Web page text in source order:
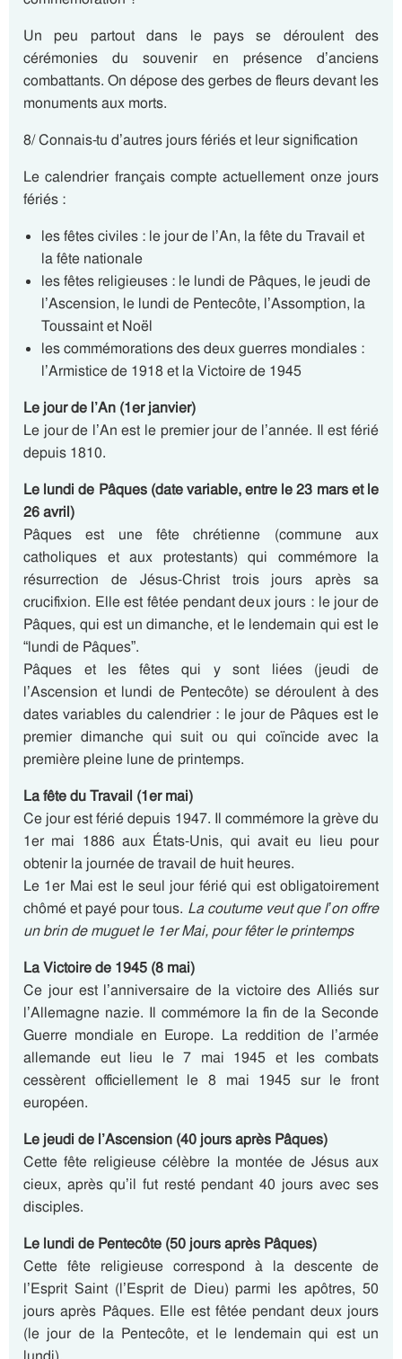
Un peu partout dans le pays se déroulent des
cérémonies du souvenir en présence d’anciens
combattants. On dépose des gerbes de fleurs devant les
monuments aux morts.
8/ Connais-tu d’autres jours fériés et leur signification
Le calendrier français compte actuellement onze jours
fériés :
les fêtes civiles : le jour de l’An, la fête du Travail et
la fête nationale
les fêtes religieuses : le lundi de Pâques, le jeudi de
l’Ascension, le lundi de Pentecôte, l’Assomption, la
Toussaint et Noël
les commémorations des deux guerres mondiales :
l’Armistice de 1918 et la Victoire de 1945
Le jour de l’An (1er janvier)
Le jour de l’An est le premier jour de l’année. Il est férié
depuis 1810.
Le lundi de Pâques (date variable, entre le 23 mars et le
26 avril)
Pâques est une fête chrétienne (commune aux
catholiques et aux protestants) qui commémore la
résurrection de Jésus-Christ trois jours après sa
crucifixion. Elle est fêtée pendant deux jours : le jour de
Pâques, qui est un dimanche, et le lendemain qui est le
“lundi de Pâques”.
Pâques et les fêtes qui y sont liées (jeudi de
l’Ascension et lundi de Pentecôte) se déroulent à des
dates variables du calendrier : le jour de Pâques est le
premier dimanche qui suit ou qui coïncide avec la
première pleine lune de printemps.
La fête du Travail (1er mai)
Ce jour est férié depuis 1947. Il commémore la grève du
1er mai 1886 aux États-Unis, qui avait eu lieu pour
obtenir la journée de travail de huit heures.
Le 1er Mai est le seul jour férié qui est obligatoirement
chômé et payé pour tous. La coutume veut que l’on offre
un brin de muguet le 1er Mai, pour fêter le printemps
La Victoire de 1945 (8 mai)
Ce jour est l’anniversaire de la victoire des Alliés sur
l’Allemagne nazie. Il commémore la fin de la Seconde
Guerre mondiale en Europe. La reddition de l’armée
allemande eut lieu le 7 mai 1945 et les combats
cessèrent officiellement le 8 mai 1945 sur le front
européen.
Le jeudi de l’Ascension (40 jours après Pâques)
Cette fête religieuse célèbre la montée de Jésus aux
cieux, après qu’il fut resté pendant 40 jours avec ses
disciples.
Le lundi de Pentecôte (50 jours après Pâques)
Cette fête religieuse correspond à la descente de
l’Esprit Saint (l’Esprit de Dieu) parmi les apôtres, 50
jours après Pâques. Elle est fêtée pendant deux jours
(le jour de la Pentecôte, et le lendemain qui est un